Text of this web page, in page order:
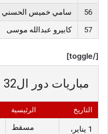
56
سامي خميس الحسني
57
كابيرو عبدالله موسى
[/toggle]
مباريات دور ال32
التاريخ الرئيسية
1 يناير،
مسقط